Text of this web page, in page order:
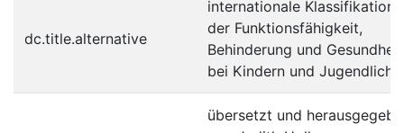
dc.title.alternative
internationale Klassifikation
der Funktionsfähigkeit,
Behinderung und Gesundheit
bei Kindern und
übersetzt und